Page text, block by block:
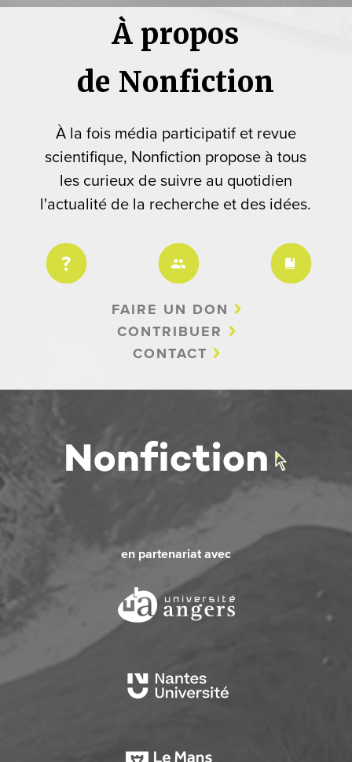
À propos
de Nonfiction
À la fois média participatif et revue
scientifique, Nonfiction propose à tous
les curieux de suivre au quotidien
l'actualité de la recherche et des idées.
FAIRE UN DON
CONTRIBUER
CONTACT
en partenariat avec